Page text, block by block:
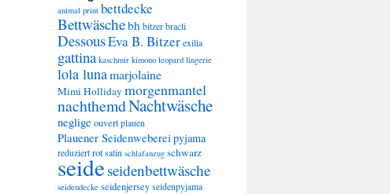
animal print bettdecke
Bettwäschebh bitzer bracli
DessousEva B. Bitzer exilia
gattina kaschmir kimono leopard lingerie
lola lunamarjolaine
Mimi Holliday morgenmantel
nachthemdNachtwäsche
neglige ouvert plauen
Plauener Seidenwebereipyjama
reduziert rot satin schlafanzug schwarz
seideseidenbettwäsche
seidendecke seidenjersey seidenpyjama